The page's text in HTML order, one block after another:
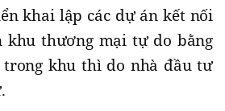
khai lập các dự án kết nối
khu thương mại tự do bằng
trong khu thì do nhà đầu tư